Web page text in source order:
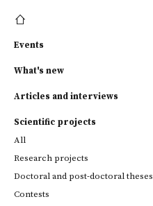
Events
What's new
Articles and interviews
Scientific projects
All
Research projects
Doctoral and post-doctoral theses
Contests